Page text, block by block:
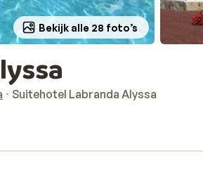
Bekijk alle 28 foto’s
Suitehotel Labranda Alyssa